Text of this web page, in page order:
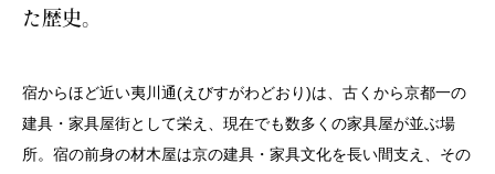
た歴史。
宿からほど近い夷川通(えびすがわどおり)は、古くから京都一の
建具・家具屋街として栄え、現在でも数多くの家具屋が並ぶ場
所。宿の前身の材木屋は京の建具・家具文化を長い間支え、その